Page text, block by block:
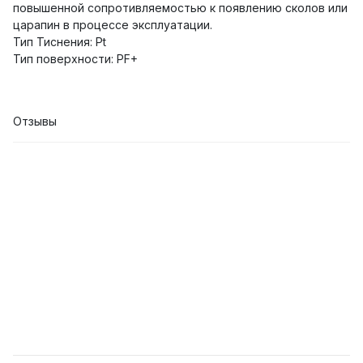
повышенной сопротивляемостью к появлению сколов или
царапин в процессе эксплуатации.
Тип Тиснения: Pt
Тип поверхности: PF+
Отзывы